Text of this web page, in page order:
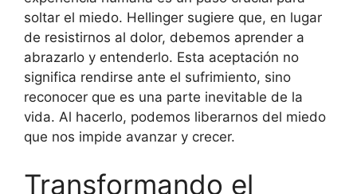
soltar el miedo. Hellinger sugiere que, en lugar
de resistirnos al dolor, debemos aprender a
abrazarlo y entenderlo. Esta aceptación no
significa rendirse ante el sufrimiento, sino
reconocer que es una parte inevitable de la
vida. Al hacerlo, podemos liberarnos del miedo
que nos impide avanzar y crecer.
Transformando el